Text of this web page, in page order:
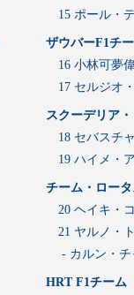
15 ポール・
ザウバーF1チ
16 小林可夢
17 セルジオ
スクーデリア
18 セバスチ
19 ハイメ・
チーム・ロー
20 ヘイキ・
21 ヤルノ・
- カルン・
HRT F1チーム